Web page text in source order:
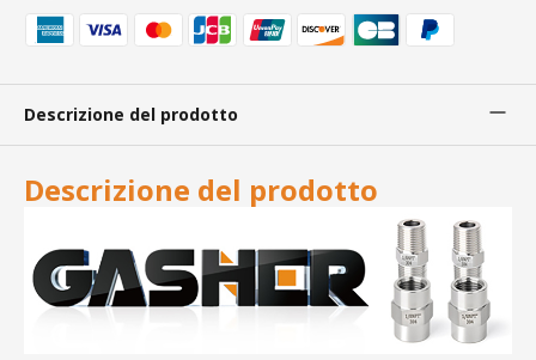
Descrizione del prodotto
Descrizione del prodotto